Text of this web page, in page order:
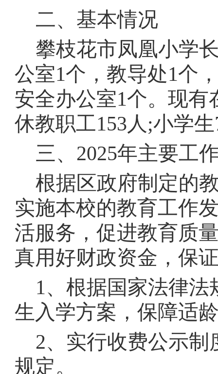
二、基本情况
攀枝花市凤凰小学
公室1个，教导处1个
安全办公室1个。现有
休教职工153人;小学
三、2025年主要工
根据区政府制定的
实施本校的教育工作
活服务，促进教育质
真用好财政资金，保
1、根据国家法律
生入学方案，保障适
2、实行收费公示
规定。